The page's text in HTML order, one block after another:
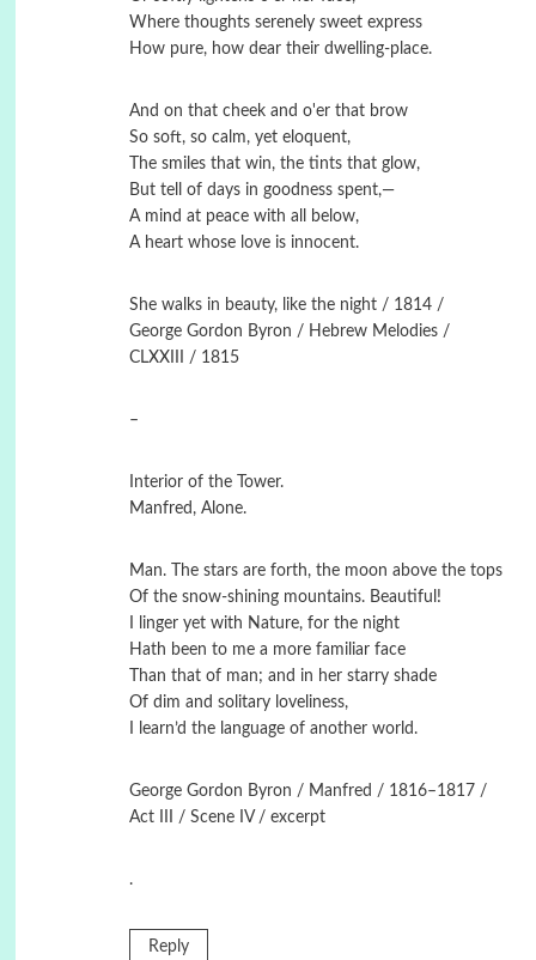
Where thoughts serenely sweet express
How pure, how dear their dwelling-place.
And on that cheek and o'er that brow
So soft, so calm, yet eloquent,
The smiles that win, the tints that glow,
But tell of days in goodness spent,—
A mind at peace with all below,
A heart whose love is innocent.
She walks in beauty, like the night / 1814 /
George Gordon Byron / Hebrew Melodies /
CLXXIII / 1815
–
Interior of the Tower.
Manfred, Alone.
Man. The stars are forth, the moon above the tops
Of the snow-shining mountains. Beautiful!
I linger yet with Nature, for the night
Hath been to me a more familiar face
Than that of man; and in her starry shade
Of dim and solitary loveliness,
I learn’d the language of another world.
George Gordon Byron / Manfred / 1816–1817 /
Act III / Scene IV / excerpt
.
Reply